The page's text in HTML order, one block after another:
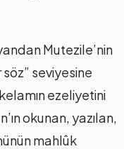
Mutezile’nin
söz” seviyesine
ezeliyetini
okunan, yazılan,
mahlûk